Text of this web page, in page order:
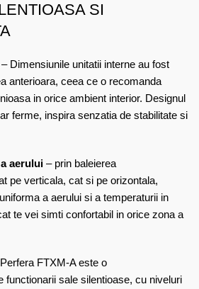
SI
Dimensiunile unitatii interne au fost
anterioara, ceea ce o recomanda
in orice ambient interior. Designul
ferme, inspira senzatia de stabilitate si
aerului – prin baleierea
pe verticala, cat si pe orizontala,
a aerului si a temperaturii in
te vei simti confortabil in orice zona a
FTXM-A este o
functionarii sale silentioase, cu niveluri